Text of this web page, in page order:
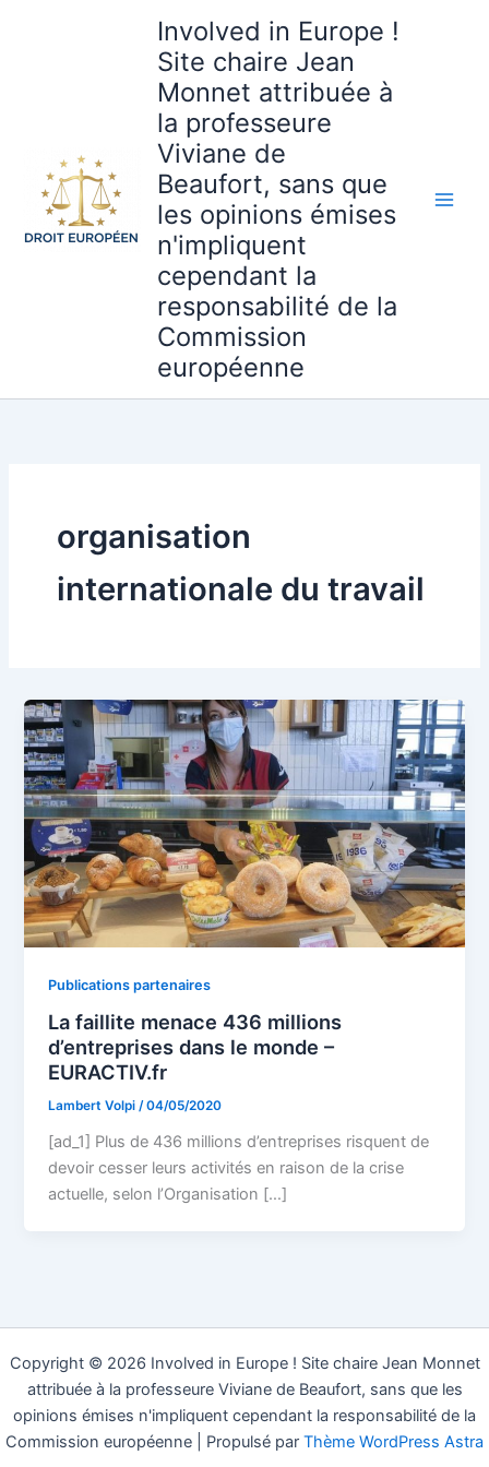
Involved in Europe !
Site chaire Jean
Monnet attribuée à
la professeure
Viviane de
Beaufort, sans que
les opinions émises
n'impliquent
cependant la
responsabilité de la
Commission
européenne
organisation
internationale du travail
Publications partenaires
La faillite menace 436 millions
d’entreprises dans le monde –
EURACTIV.fr
Lambert Volpi/04/05/2020
[ad_1] Plus de 436 millions d’entreprises risquent de
devoir cesser leurs activités en raison de la crise
actuelle, selon l’Organisation […]
Copyright © 2026 Involved in Europe ! Site chaire Jean Monnet
attribuée à la professeure Viviane de Beaufort, sans que les
opinions émises n'impliquent cependant la responsabilité de la
Commission européenne | Propulsé par Thème WordPress Astra